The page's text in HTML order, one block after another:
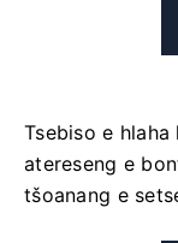
Tsebiso e
atereseng e
tšoanang e